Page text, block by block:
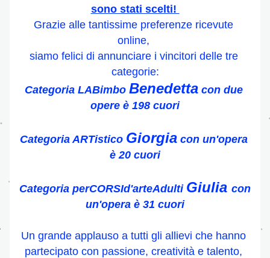
sono stati scelti!
Grazie alle tantissime preferenze ricevute
online,
siamo felici di annunciare i vincitori delle tre
categorie:
Categoria LABimbo Benedetta con due
opere è 198 cuori
Categoria ARTistico Giorgia con un'opera
è 20 cuori
Categoria perCORSId'arteAdulti Giulia con
un'opera è 31 cuori
Un grande applauso a tutti gli allievi che hanno
partecipato con passione, creatività e talento,